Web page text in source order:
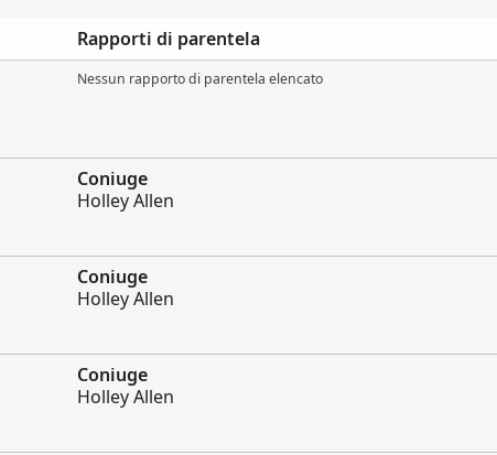
Rapporti di parentela
Nessun rapporto di parentela elencato
Coniuge
Holley Allen
Coniuge
Holley Allen
Coniuge
Holley Allen